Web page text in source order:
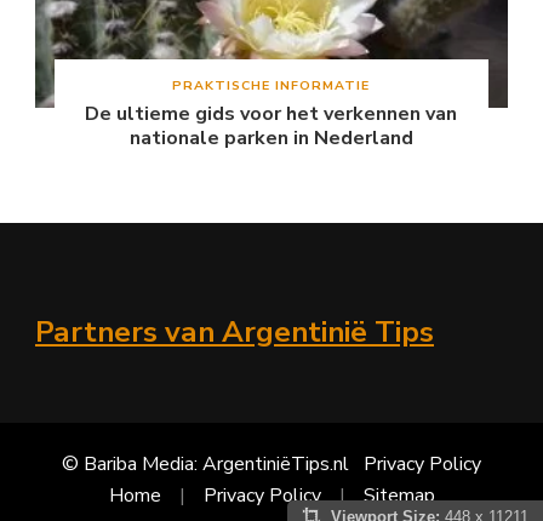
PRAKTISCHE INFORMATIE
De ultieme gids voor het verkennen van
nationale parken in Nederland
Partners van Argentinië Tips
© Bariba Media: ArgentiniëTips.nl Privacy Policy
Home
Privacy Policy Sitemap
Viewport Size: 448 x 11211